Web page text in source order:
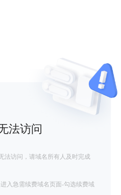
法访问
法访问，请域名所有人及时完成
入急需续费域名页面-勾选续费域